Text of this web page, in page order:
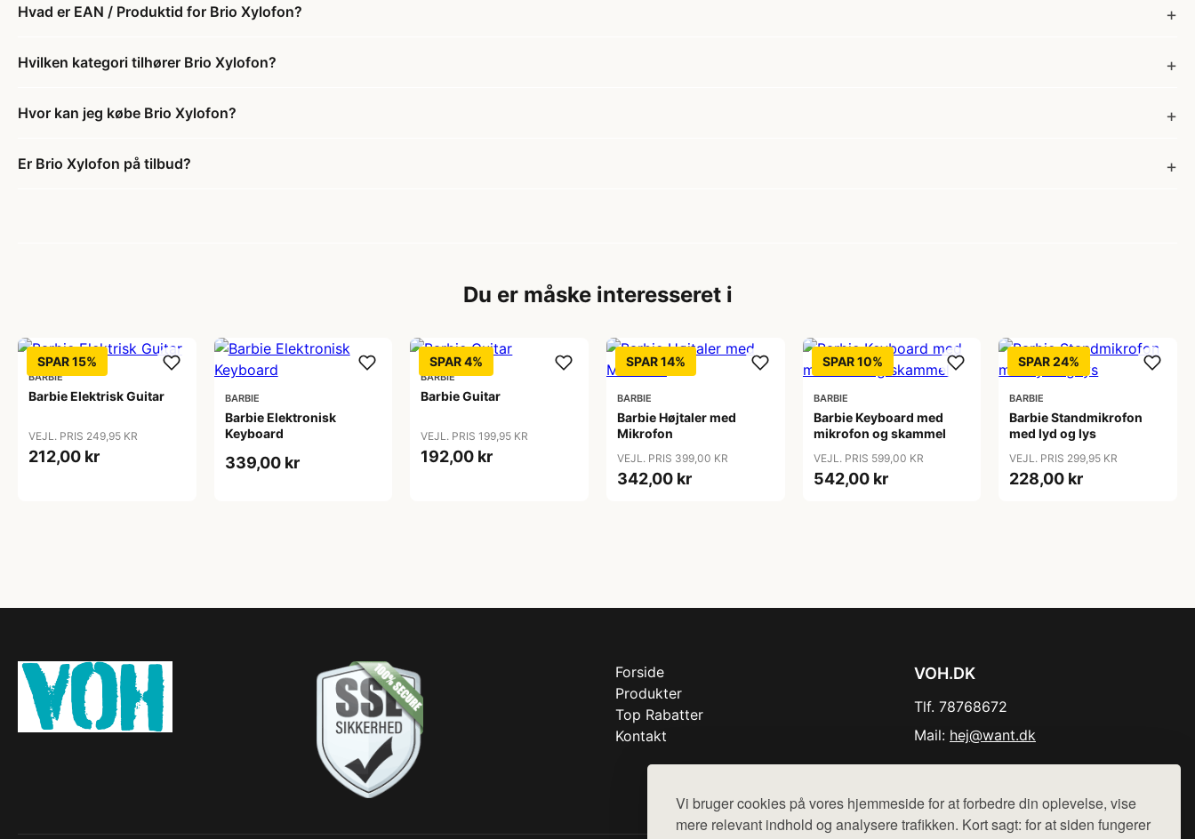
Vi bruger cookies på vores hjemmeside for at forbedre din oplevelse, vise
mere relevant indhold og analysere trafikken. Kort sagt: for at siden fungerer
Hvad er EAN / Produktid for Brio Xylofon?
Hvilken kategori tilhører Brio Xylofon?
Hvor kan jeg købe Brio Xylofon?
Er Brio Xylofon på tilbud?
Du er måske interesseret i
SPAR 15%
BARBIE
Barbie Elektrisk Guitar
VEJL. PRIS 249,95 KR
212,00 kr
BARBIE
Barbie Elektronisk
Keyboard
339,00 kr
SPAR 4%
BARBIE
Barbie Guitar
VEJL. PRIS 199,95 KR
192,00 kr
SPAR 14%
BARBIE
Barbie Højtaler med
Mikrofon
VEJL. PRIS 399,00 KR
342,00 kr
SPAR 10%
BARBIE
Barbie Keyboard med
mikrofon og skammel
VEJL. PRIS 599,00 KR
542,00 kr
SPAR 24%
BARBIE
Barbie Standmikrofon
med lyd og lys
VEJL. PRIS 299,95 KR
228,00 kr
Forside
Produkter
Top Rabatter
Kontakt
VOH.DK
Tlf. 78768672
Mail: hej@want.dk